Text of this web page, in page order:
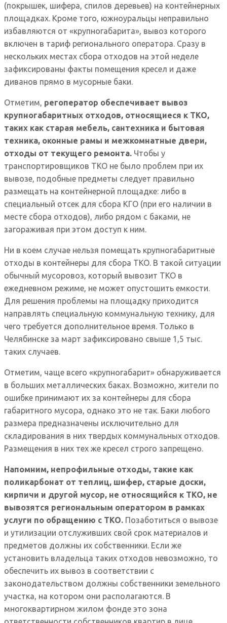
(покрышек, шифера, спилов деревьев) на контейнерных
площадках. Кроме того, южноуральцы неправильно
избавляются от «крупногабарита», вывоз которого
включен в тариф регионального оператора. Сразу в
нескольких местах сбора отходов на этой неделе
зафиксированы факты помещения кресел и даже
диванов прямо в мусорные баки.
Отметим, регоператор обеспечивает вывоз
крупногабаритных отходов, относящиеся к ТКО,
таких как старая мебель, сантехника и бытовая
техника, оконные рамы и межкомнатные двери,
отходы от текущего ремонта. Чтобы у
транспортировщиков ТКО не было проблем при их
вывозе, подобные предметы следует правильно
размещать на контейнерной площадке: либо в
специальный отсек для сбора КГО (при его наличии в
месте сбора отходов), либо рядом с баками, не
загораживая при этом доступ к ним.
Ни в коем случае нельзя помещать крупногабаритные
отходы в контейнеры для сбора ТКО. В такой ситуации
обычный мусоровоз, который вывозит ТКО в
ежедневном режиме, не может опустошить емкости.
Для решения проблемы на площадку приходится
направлять специальную коммунальную технику, для
чего требуется дополнительное время. Только в
Челябинске за март зафиксировано свыше 1,5 тыс.
таких случаев.
Отметим, чаще всего «крупногабарит» обнаруживается
в больших металлических баках. Возможно, жители по
ошибке принимают их за контейнеры для сбора
габаритного мусора, однако это не так. Баки любого
размера предназначены исключительно для
складирования в них твердых коммунальных отходов.
Размещения в них тех же кресел строго запрещено.
Напомним, непрофильные отходы, такие как
поликарбонат от теплиц, шифер, старые доски,
кирпичи и другой мусор, не относящийся к ТКО, не
вывозятся региональным оператором в рамках
услуги по обращению с ТКО. Позаботиться о вывозе
и утилизации отслуживших свой срок материалов и
предметов должны их собственники. Если же
установить владельца таких отходов невозможно, то
обеспечить их вывоз в соответствии с
законодательством должны собственники земельного
участка, на котором они располагаются. В
многоквартирном жилом фонде это зона